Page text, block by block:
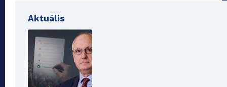
Aktuális